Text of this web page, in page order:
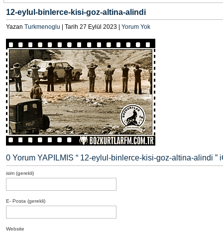
12-eylul-binlerce-kisi-goz-altina-alindi
Yazan Turkmenoglu | Tarih 27 Eylül 2023 | Yorum Yok
0 Yorum YAPILMIS “ 12-eylul-binlerce-kisi-goz-altina-alindi ”
isim (gerekli)
E- Posta (gerekli)
Website